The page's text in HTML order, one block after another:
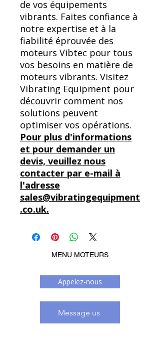
de vos équipements
vibrants. Faites confiance à
notre expertise et à la
fiabilité éprouvée des
moteurs Vibtec pour tous
vos besoins en matière de
moteurs vibrants. Visitez
Vibrating Equipment pour
découvrir comment nos
solutions peuvent
optimiser vos opérations.
Pour plus d'informations
et pour demander un
devis, veuillez nous
contacter par e-mail à
l'adresse
sales@vibratingequipment
.co.uk.
MENU MOTEURS
Appelez-nous
Message us